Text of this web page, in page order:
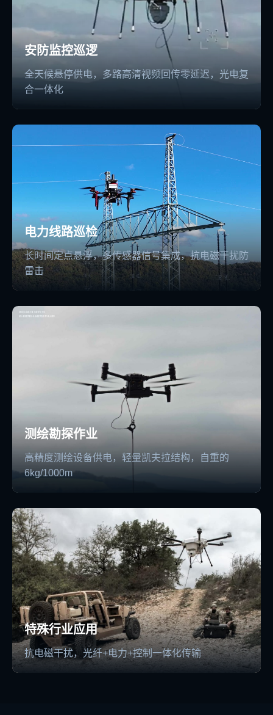
安防监控巡逻
全天候悬停供电，多路高清视频回传零延迟，光电复
合一体化
电力线路巡检
长时间定点悬浮，多传感器信号集成，抗电磁干扰防
雷击
测绘勘探作业
高精度测绘设备供电，轻量凯夫拉结构，自重的
6kg/1000m
特殊行业应用
抗电磁干扰，光纤+电力+控制一体化传输